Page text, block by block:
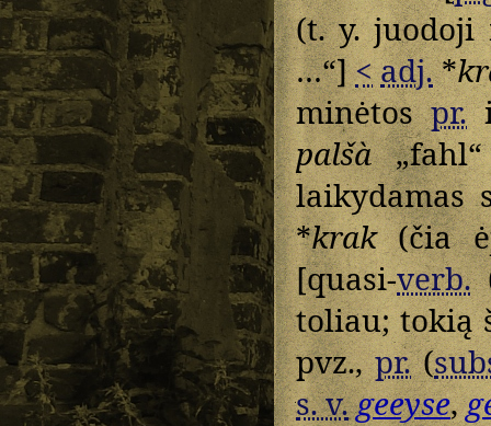
(t. y.
…“]< adj.*
minėtospr.
palšà
laikydamas
*krak(čia
[quasi-verb.
toliau; tokią
pvz.,pr.(
s. v.geeyse,